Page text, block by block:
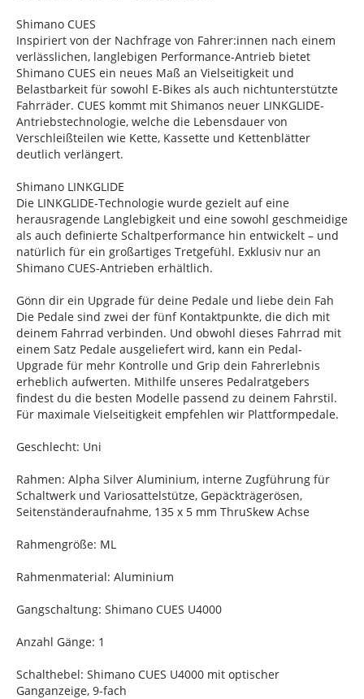
Shimano CUES
Inspiriert von der Nachfrage von Fahrer:innen nach einem
verlässlichen, langlebigen Performance-Antrieb bietet
Shimano CUES ein neues Maß an Vielseitigkeit und
Belastbarkeit für sowohl E-Bikes als auch nichtunterstützte
Fahrräder. CUES kommt mit Shimanos neuer LINKGLIDE-
Antriebstechnologie, welche die Lebensdauer von
Verschleißteilen wie Kette, Kassette und Kettenblätter
deutlich verlängert.
Shimano LINKGLIDE
Die LINKGLIDE-Technologie wurde gezielt auf eine
herausragende Langlebigkeit und eine sowohl geschmeidige
als auch definierte Schaltperformance hin entwickelt – und
natürlich für ein großartiges Tretgefühl. Exklusiv nur an
Shimano CUES-Antrieben erhältlich.
Gönn dir ein Upgrade für deine Pedale und liebe dein Fah
Die Pedale sind zwei der fünf Kontaktpunkte, die dich mit
deinem Fahrrad verbinden. Und obwohl dieses Fahrrad mit
einem Satz Pedale ausgeliefert wird, kann ein Pedal-
Upgrade für mehr Kontrolle und Grip dein Fahrerlebnis
erheblich aufwerten. Mithilfe unseres Pedalratgebers
findest du die besten Modelle passend zu deinem Fahrstil.
Für maximale Vielseitigkeit empfehlen wir Plattformpedale.
Geschlecht: Uni
Rahmen: Alpha Silver Aluminium, interne Zugführung für
Schaltwerk und Variosattelstütze, Gepäckträgerösen,
Seitenständeraufnahme, 135 x 5 mm ThruSkew Achse
Rahmengröße: ML
Rahmenmaterial: Aluminium
Gangschaltung: Shimano CUES U4000
Anzahl Gänge: 1
Schalthebel: Shimano CUES U4000 mit optischer
Ganganzeige, 9-fach